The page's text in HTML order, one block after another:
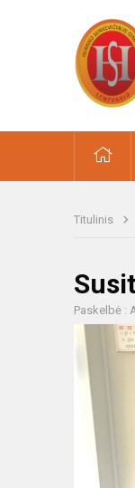
Titulinis
Paskelbė :